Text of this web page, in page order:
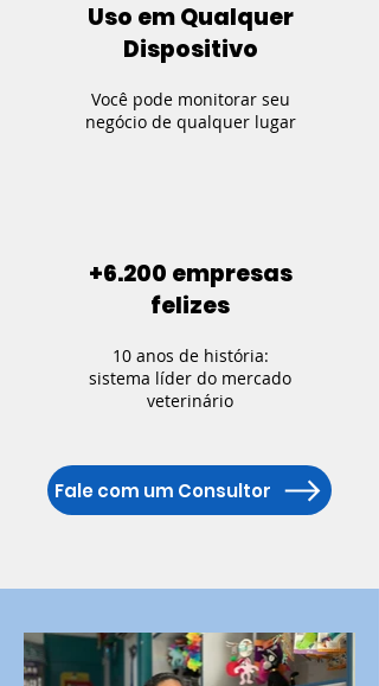
Uso em Qualquer
Dispositivo
Você pode monitorar seu
negócio de qualquer lugar
+6.200 empresas
felizes
10 anos de história:
sistema líder do mercado
veterinário
Fale com um Consultor